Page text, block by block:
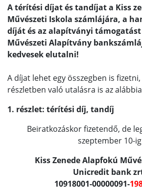
A térítési díjat és tandíjat a Kiss
Művészeti Iskola számlájára, a
díját és az alapítványi támogatást
Művészeti Alapítvány
kedvesek elutalni!
A díjat lehet egy összegben is
részletben való utalásra is az
1. részlet: térítési díj, tandíj
Beiratkozáskor fizetendő, de
szeptember 10-ig
Kiss Zenede Alapfokú
Unicredit bank
10918001-00000091-